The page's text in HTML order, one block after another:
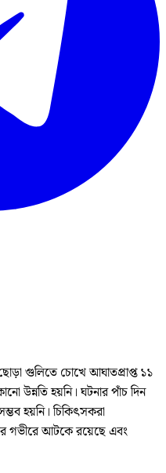
ছোড়া গুলিতে চোখে আঘাতপ্রাপ্ত ১১
উন্নতি হয়নি। ঘটনার পাঁচ দিন
হয়নি। চিকিৎসকরা
গভীরে আটকে রয়েছে এবং